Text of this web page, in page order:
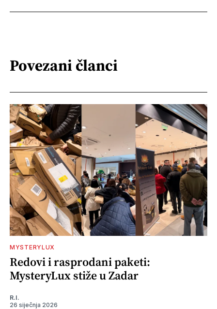
Povezani članci
MYSTERYLUX
Redovi i rasprodani paketi:
MysteryLux stiže u Zadar
R.I.
26 siječnja 2026